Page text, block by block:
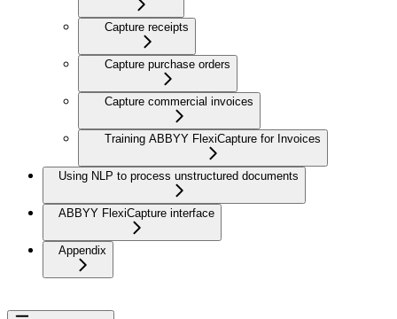
Capture receipts
Capture purchase orders
Capture commercial invoices
Training ABBYY FlexiCapture for Invoices
Using NLP to process unstructured documents
ABBYY FlexiCapture interface
Appendix